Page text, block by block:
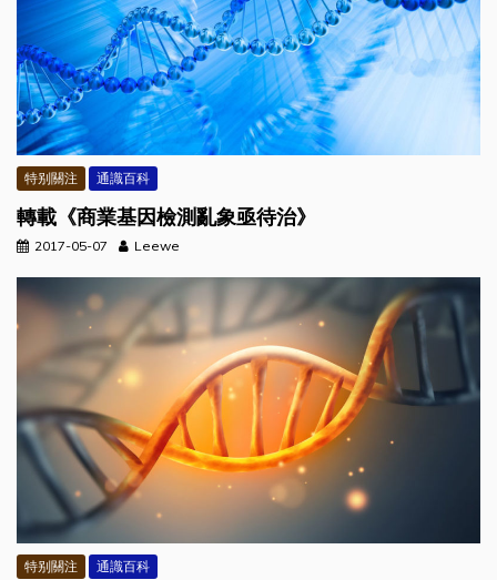
特别關注 通識百科
轉載《商業基因檢測亂象亟待治》
2017-05-07 Leewe
特别關注 通識百科